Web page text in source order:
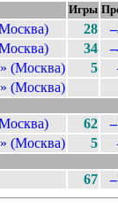
Игры
28
34
(Москва) 5
(Москва)
62
(Москва)
5
67